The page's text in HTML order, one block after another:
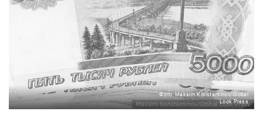
Фото: Maksim Konstantinov/Global
Look Press